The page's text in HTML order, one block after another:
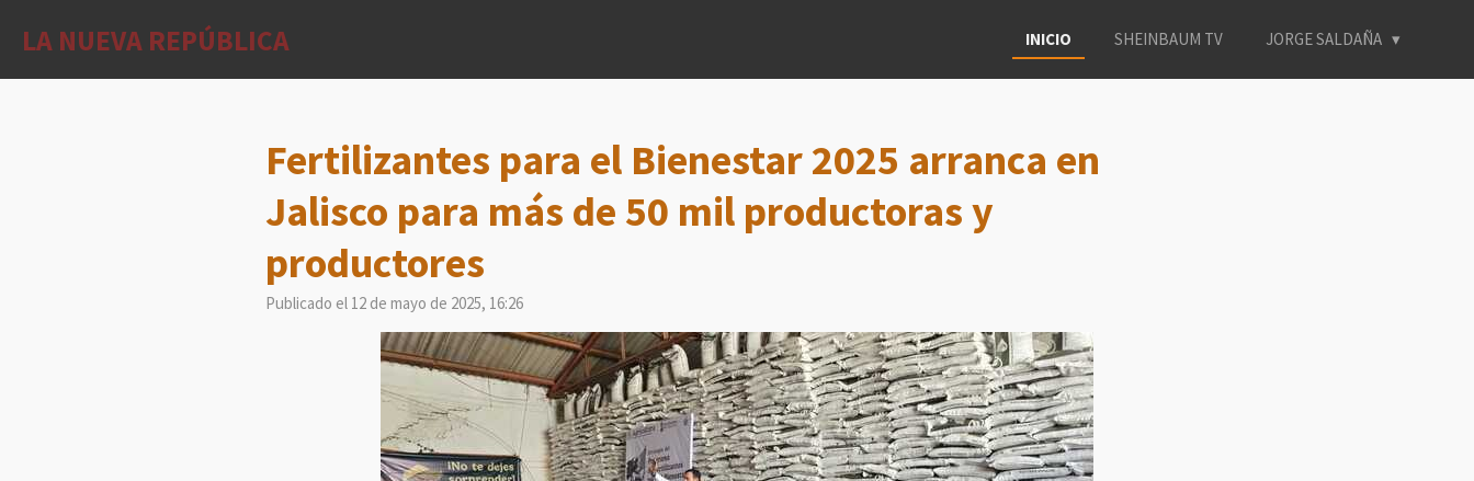
LA NUEVA REPÚBLICA INICIO SHEINBAUM TV JORGE SALDAÑA
Fertilizantes para el Bienestar 2025 arranca en
Jalisco para más de 50 mil productoras y
productores
Publicado el 12 de mayo de 2025, 16:26